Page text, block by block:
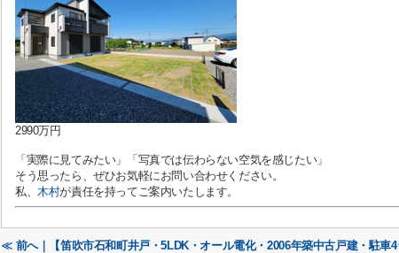
2990万円
「実際に見てみたい」「写真では伝わらない空気を感じたい」
そう思ったら、ぜひお気軽にお問い合わせください。
私、木村が責任を持ってご案内いたします。
≪ 前へ｜【笛吹市石和町井戸・5LDK・オール電化・2006年築中古戸建・駐車4